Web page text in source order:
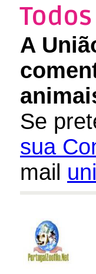
A
Se
sua
mail